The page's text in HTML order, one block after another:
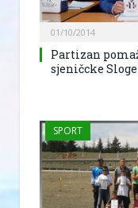
01/10/2014
Partizan
sjeničcke Sloge
SPORT